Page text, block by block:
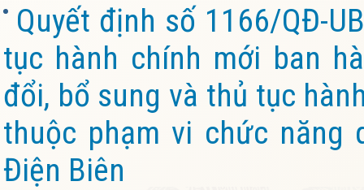
Quyết định số 1166/QĐ-
tục hành chính mới ban
đổi, bổ sung và thủ tục
thuộc phạm vi chức năng
Điện Biên